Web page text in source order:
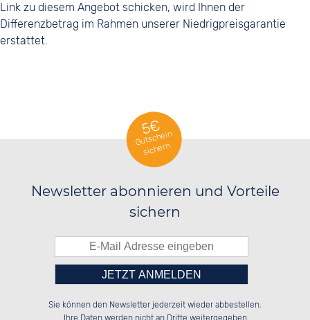
Link zu diesem Angebot schicken, wird Ihnen der
Differenzbetrag im Rahmen unserer Niedrigpreisgarantie
erstattet.
5€
Gutschein
sichern
Newsletter abonnieren und Vorteile
sichern
██░░░░░░██░░██░░██░░░░░░██░░░░░░
██████░░██████░░██████░░██████░░
░░░░██░░░░░░██░░░░░░██░░░░░░██░░
Bitte tragen Sie die Zahl in
das nebenstehende Feld ein.
Sie können den Newsletter jederzeit wieder abbestellen.